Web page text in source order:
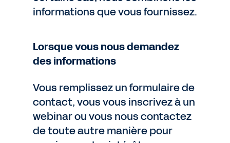
informations que vous fournissez.
Lorsque vous nous demandez
des informations
Vous remplissez un formulaire de
contact, vous vous inscrivez à un
webinar ou vous nous contactez
de toute autre manière pour